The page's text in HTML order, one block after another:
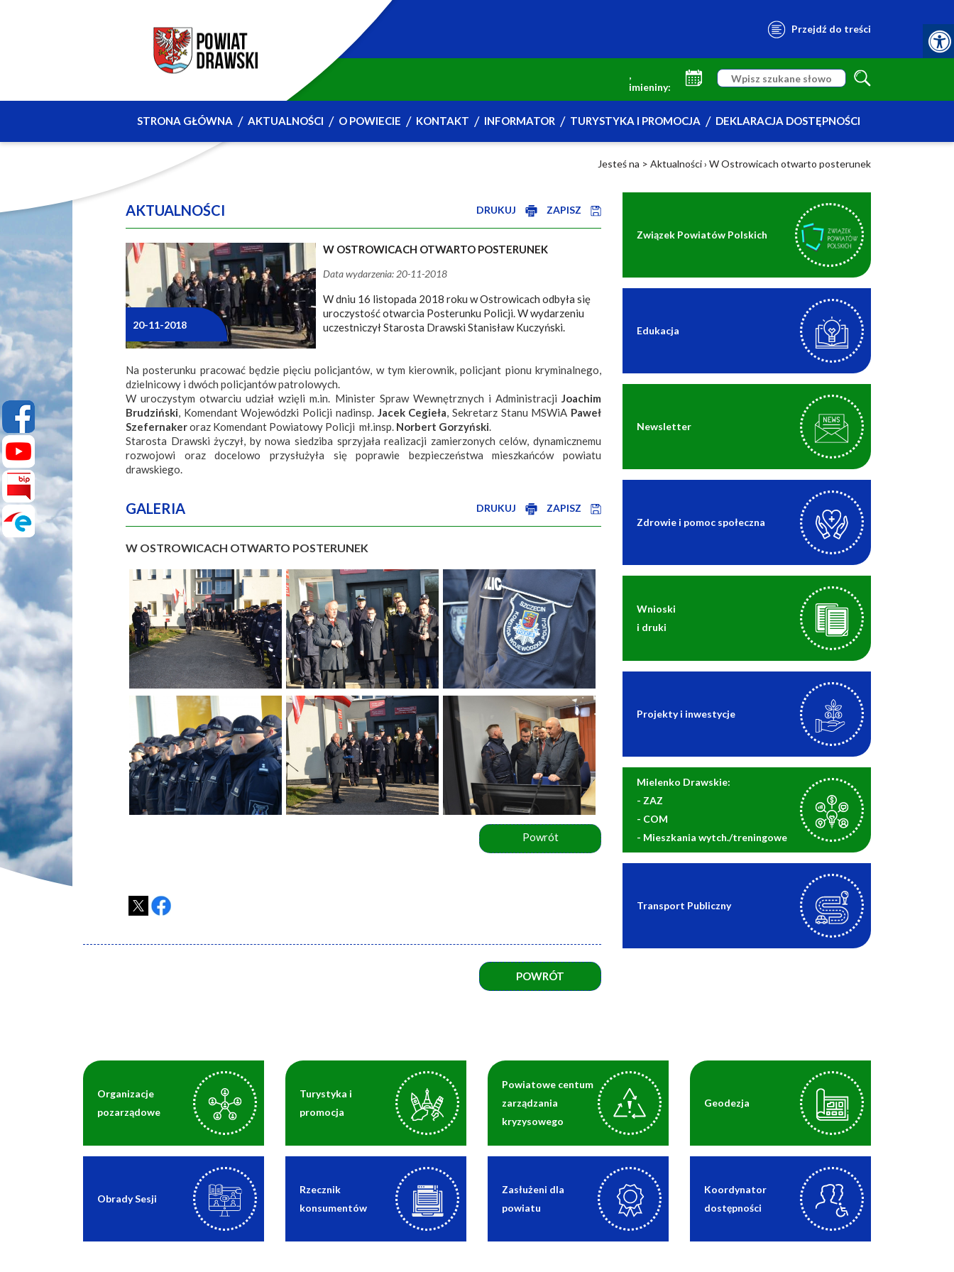
Przejdź do treści
,
imieniny:
STRONA GŁÓWNA AKTUALNOŚCI O POWIECIE KONTAKT INFORMATOR TURYSTYKA I PROMOCJA DEKLARACJA DOSTĘPNOŚCI
Jesteś na > Aktualności› W Ostrowicach otwarto posterunek
AKTUALNOŚCI DRUKUJ ZAPISZ
20-11-2018
W OSTROWICACH OTWARTO POSTERUNEK
Data wydarzenia: 20-11-2018
W dniu 16 listopada 2018 roku w Ostrowicach odbyła się
uroczystość otwarcia Posterunku Policji. W wydarzeniu
uczestniczył Starosta Drawski Stanisław Kuczyński.
Na posterunku pracować będzie pięciu policjantów, w tym kierownik, policjant pionu kryminalnego,
dzielnicowy i dwóch policjantów patrolowych.
W uroczystym otwarciu udział wzięli m.in. Minister Spraw Wewnętrznych i Administracji Joachim
Brudziński, Komendant Wojewódzki Policji nadinsp. Jacek Cegieła, Sekretarz Stanu MSWiA Paweł
Szefernakeroraz Komendant Powiatowy Policji mł.insp. Norbert Gorzyński.
Starosta Drawski życzył, by nowa siedziba sprzyjała realizacji zamierzonych celów, dynamicznemu
rozwojowi oraz docelowo przysłużyła się poprawie bezpieczeństwa mieszkańców powiatu
drawskiego.
GALERIA DRUKUJ ZAPISZ
W OSTROWICACH OTWARTO POSTERUNEK
Powrót
POWRÓT
Związek Powiatów Polskich
Edukacja
Newsletter
Zdrowie i pomoc społeczna
Wnioski
i druki
Projekty i inwestycje
Mielenko Drawskie:
- ZAZ
- COM
- Mieszkania wytch./treningowe
Transport Publiczny
Organizacje
pozarządowe
Obrady Sesji
Turystyka i
promocja
Rzecznik
konsumentów
Powiatowe centum
zarządzania
kryzysowego
Zasłużeni dla
powiatu
Geodezja
Koordynator
dostępności